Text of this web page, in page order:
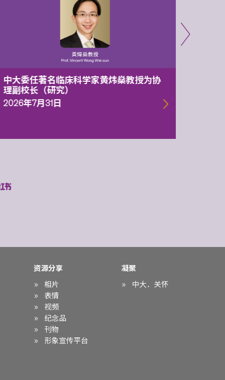
中大委任著名临床科学家黄炜燊教授为协
理副校长（研究）
2026年7月31日
资源分享
相片
表情
视频
纪念品
刊物
形象宣传平台
凝聚
中大．关怀